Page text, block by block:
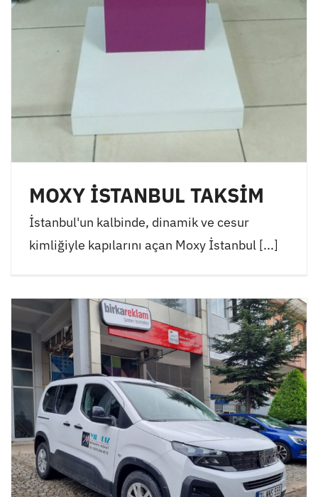
MOXY İSTANBUL TAKSİM
İstanbul'un kalbinde, dinamik ve cesur
kimliğiyle kapılarını açan Moxy İstanbul [...]